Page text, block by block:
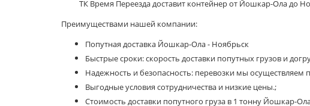
ТК Время Переезда доставит контейнер от Йошкар-Ола до
Преимуществами нашей компании:
Попутная доставка Йошкар-Ола - Ноябрьск
Быстрые сроки: скорость доставки попутных грузов и
Надежность и безопасность: перевозки мы
Выгодные условия сотрудничества и низкие цены.;
Стоимость доставки попутного груза в 1 тонну Йошкар-